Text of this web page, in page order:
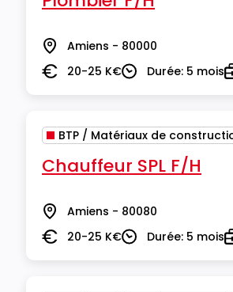
Lieu Amiens - 80000
Salaire20-25 K€DuréeDurée: 5 mois
BTP / Matériaux de
Chauffeur SPL F/H
Lieu Amiens - 80080
Salaire20-25 K€DuréeDurée: 5 mois